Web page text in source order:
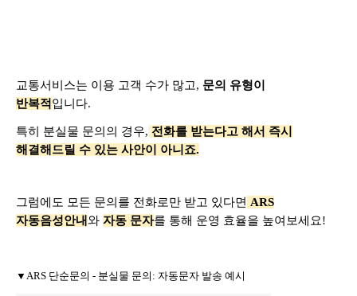
교통서비스는 이용 고객 수가 많고, 문의 유형이
반복적입니다.
특히 분실물 문의의 경우, 전화를 받는다고 해서 즉시
해결해드릴 수 있는 사안이 아니죠.
그럼에도 모든 문의를 전화로만 받고 있다면 ARS
자동음성안내와 자동 문자를 통해 운영 효율을 높여보세요!
▼ARS 단순문의 - 분실물 문의: 자동문자 발송 예시